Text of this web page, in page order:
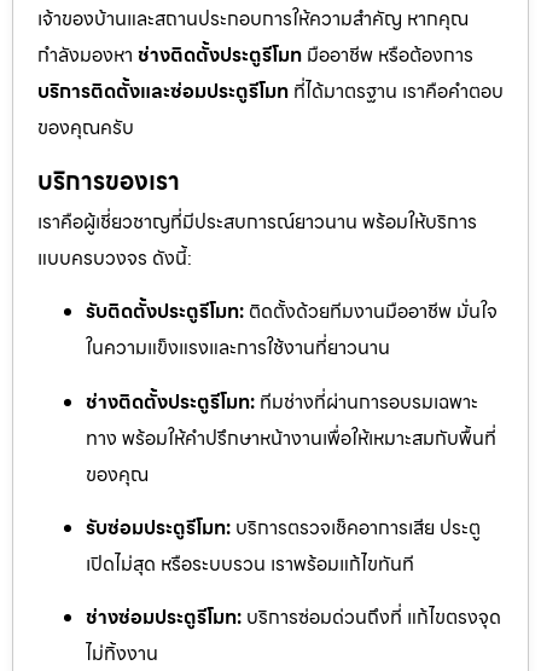
เจ้าของบ้านและสถานประกอบการให้ความสำคัญ หากคุณ
กำลังมองหา ช่างติดตั้งประตูรีโมท มืออาชีพ หรือต้องการ
บริการติดตั้งและซ่อมประตูรีโมท ที่ได้มาตรฐาน เราคือคำตอบ
ของคุณครับ
บริการของเรา
เราคือผู้เชี่ยวชาญที่มีประสบการณ์ยาวนาน พร้อมให้บริการ
แบบครบวงจร ดังนี้:
รับติดตั้งประตูรีโมท: ติดตั้งด้วยทีมงานมืออาชีพ มั่นใจ
ในความแข็งแรงและการใช้งานที่ยาวนาน
ช่างติดตั้งประตูรีโมท: ทีมช่างที่ผ่านการอบรมเฉพาะ
ทาง พร้อมให้คำปรึกษาหน้างานเพื่อให้เหมาะสมกับพื้นที่
ของคุณ
รับซ่อมประตูรีโมท: บริการตรวจเช็คอาการเสีย ประตู
เปิดไม่สุด หรือระบบรวน เราพร้อมแก้ไขทันที
ช่างซ่อมประตูรีโมท: บริการซ่อมด่วนถึงที่ แก้ไขตรงจุด
ไม่ทิ้งงาน